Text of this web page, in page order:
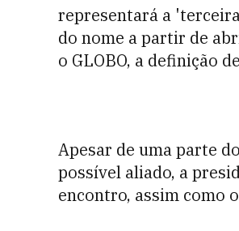
representará a
do nome a partir de
o GLOBO, a definição
Apesar de uma parte
possível aliado, a
encontro, assim como